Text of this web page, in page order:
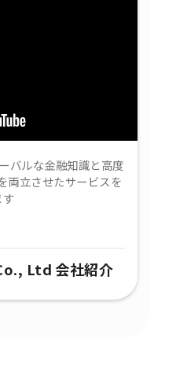
バルな金融知識と高度
両立させたサービスを
す
Ltd 会社紹介